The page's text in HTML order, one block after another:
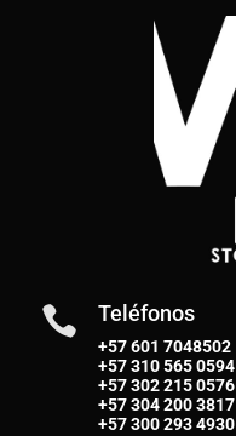
 Teléfonos
+57 601 7048502
+57310 565 0594
+57302 215 0576
+57304 200 3817
+57300 293 4930